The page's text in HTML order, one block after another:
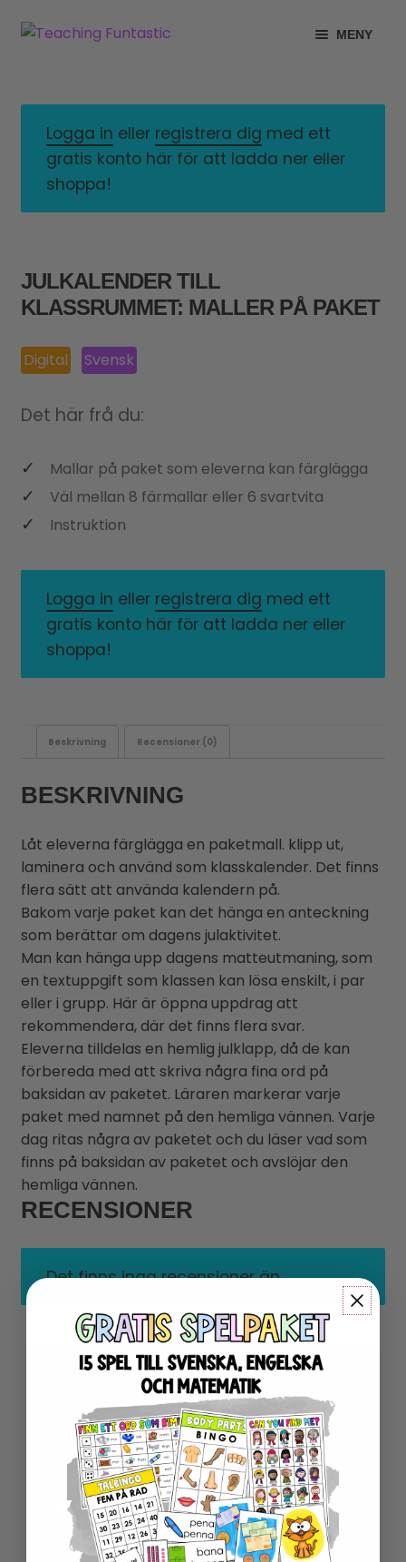
Hoppa
Gå
MENY
UNDERMENY
GRATISMATERIAL
BUTIK
TYPSNITT
TIPSHÖRNAN
Logga in eller registrera dig med ett
gratis konto här för att ladda ner eller
shoppa!
JULKALENDER TILL
KLASSRUMMET: MALLER PÅ PAKET
Digital Svensk
Det här frå du:
Mallar på paket som eleverna kan färglägga
Väl mellan 8 färmallar eller 6 svartvita
Instruktion
Logga in eller registrera dig med ett
gratis konto här för att ladda ner eller
shoppa!
Beskrivning Recensioner (0)
BESKRIVNING
Låt eleverna färglägga en paketmall. klipp ut,
laminera och använd som klasskalender. Det finns
flera sätt att använda kalendern på.
Bakom varje paket kan det hänga en anteckning
som berättar om dagens julaktivitet.
Man kan hänga upp dagens matteutmaning, som
en textuppgift som klassen kan lösa enskilt, i par
eller i grupp. Här är öppna uppdrag att
rekommendera, där det finns flera svar.
Eleverna tilldelas en hemlig julklapp, då de kan
förbereda med att skriva några fina ord på
baksidan av paketet. Läraren markerar varje
paket med namnet på den hemliga vännen. Varje
dag ritas några av paketet och du läser vad som
finns på baksidan av paketet och avslöjar den
hemliga vännen.
RECENSIONER
Det finns inga recensioner än.
Din e-postadress kommer inte
publiceras.Obligatoriska fält är
märkta*
Ditt betyg*
Din recension*